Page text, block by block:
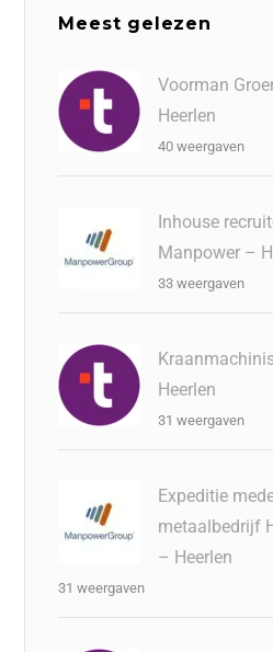
Meest gelezen
Voorman
Heerlen
40 weergaven
Inhouse
Manpower –
33 weergaven
Heerlen
31 weergaven
Expeditie
metaalbedrijf
– Heerlen
31 weergaven